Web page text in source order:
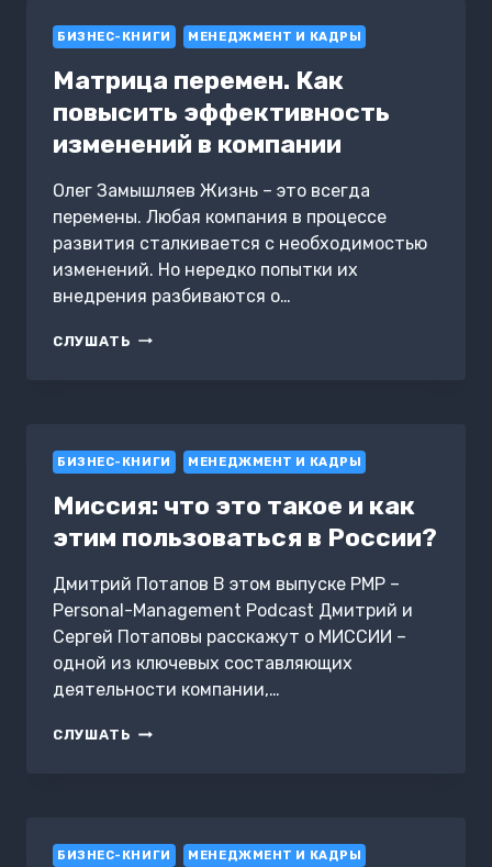
БИЗНЕС-КНИГИ МЕНЕДЖМЕНТ И КАДРЫ
Матрица перемен. Как
повысить эффективность
изменений в компании
Олег Замышляев Жизнь – это всегда
перемены. Любая компания в процессе
развития сталкивается с необходимостью
изменений. Но нередко попытки их
внедрения разбиваются о…
СЛУШАТЬ МАТРИЦА
В
БИЗНЕС-КНИГИ МЕНЕДЖМЕНТ И КАДРЫ
Миссия: что это такое и как
этим пользоваться в России?
Дмитрий Потапов В этом выпуске PMP –
Personal-Management Podcast Дмитрий и
Сергей Потаповы расскажут о МИССИИ –
одной из ключевых составляющих
деятельности компании,…
СЛУШАТЬ МИССИЯ:
ЭТИМ
БИЗНЕС-КНИГИ МЕНЕДЖМЕНТ И КАДРЫ